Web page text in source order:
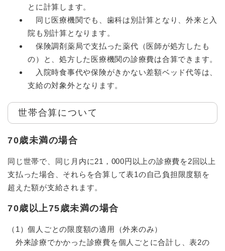
とに計算します。
同じ医療機関でも、歯科は別計算となり、外来と入
院も別計算となります。
保険調剤薬局で支払った薬代（医師が処方したも
の）と、処方した医療機関の診療費は合算できます。
入院時食事代や保険がきかない差額ベッド代等は、
支給の対象外となります。
世帯合算について
70歳未満の場合
同じ世帯で、同じ月内に21，000円以上の診療費を2回以上
支払った場合、それらを合算して表1の自己負担限度額を
超えた額が支給されます。
70歳以上75歳未満の場合
（1）個人ごとの限度額の適用（外来のみ）
外来診療でかかった診療費を個人ごとに合計し、表2の